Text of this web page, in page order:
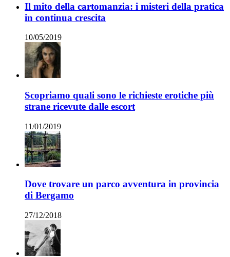
Il mito della cartomanzia: i misteri della pratica
in continua crescita
10/05/2019
Scopriamo quali sono le richieste erotiche più
strane ricevute dalle escort
11/01/2019
Dove trovare un parco avventura in provincia
di Bergamo
27/12/2018